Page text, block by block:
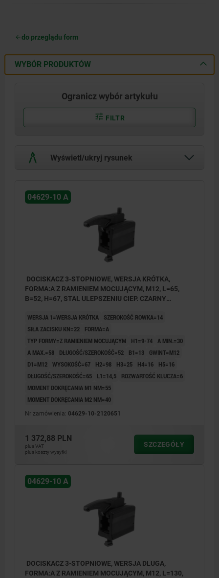
do przeglądu form
WYBÓR PRODUKTÓW
Ogranicz wybór artykułu
FILTR
Wyświetl/ukryj rysunek
04629-10 A
DOCISKACZ 3-STOPNIOWE, WERSJA KRÓTKA,
FORMA:A Z RAMIENIEM MOCUJĄCYM, M12, L=65,
B=52, H=67, STAL ULEPSZENIU CIEP. CZARNY
WERSJA 1=WERSJA KRÓTKA
SZEROKOŚĆ ROWKA=14
SIŁA ZACISKU KN=22
FORMA=A
TYP FORMY=Z RAMIENIEM MOCUJĄCYM
H1=9-74 A MIN.=30
A MAX.=58
DŁUGOŚĆ/SZEROKOŚĆ=52 B1=13
GWINT=M12
D1=M12 WYSOKOŚĆ=67 H2=98 H3=25 H4=16
H5=16
DŁUGOŚĆ/SZEROKOŚĆ=65
L1=14,5
ROZWARTOŚĆ KLUCZA=6
MOMENT DOKRĘCANIA M1 NM=55
MOMENT DOKRĘCANIA M2 NM=40
Nr zamówienia: 04629-10-2120651
1 372,88 PLN
plus VAT
plus koszty wysyłki
SZCZEGÓŁY
04629-10 A
DOCISKACZ 3-STOPNIOWE, WERSJA DLUGA,
FORMA:A Z RAMIENIEM MOCUJĄCYM, M12, L=130,